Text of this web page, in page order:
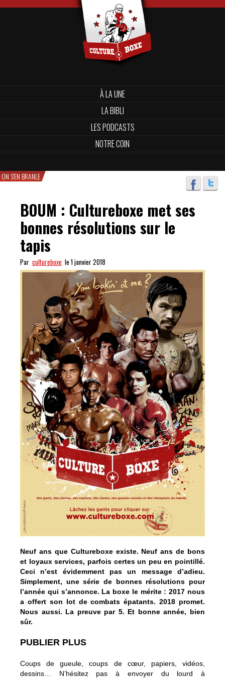
À LA UNE
LA BIBLI
LES PODCASTS
NOTRE COIN
ON S'EN BRANLE
BOUM : Cultureboxe met ses
bonnes résolutions sur le
tapis
Par cultureboxe le 1 janvier 2018
Neuf ans que Cultureboxe existe. Neuf ans de bons
et loyaux services, parfois certes un peu en pointillé.
Ceci n’est évidemment pas un message d’adieu.
Simplement, une série de bonnes résolutions pour
l’année qui s’annonce. La boxe le mérite : 2017 nous
a offert son lot de combats épatants. 2018 promet.
Nous aussi. La preuve par 5. Et bonne année, bien
sûr.
PUBLIER PLUS
Coups de gueule, coups de cœur, papiers, vidéos,
dessins… N’hésitez pas à envoyer du lourd à